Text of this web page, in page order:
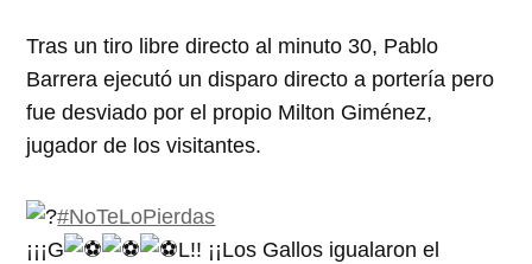
Tras un tiro libre directo al minuto 30, Pablo
Barrera ejecutó un disparo directo a portería pero
fue desviado por el propio Milton Giménez,
jugador de los visitantes.
#NoTeLoPierdas
¡¡¡G
L!! ¡¡Los Gallos igualaron el